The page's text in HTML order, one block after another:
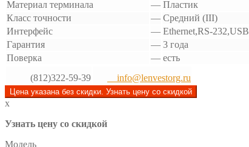
Материал терминала
— Пластик
Класс точности
— Средний (III)
Интерфейс
— Ethernet,RS-232,USB
Гарантия
— 3 года
Поверка
— есть
(812)322-59-39
info@lenvestorg.ru
Цена указана без скидки. Узнать цену со скидкой
x
Узнать цену со скидкой
Модель